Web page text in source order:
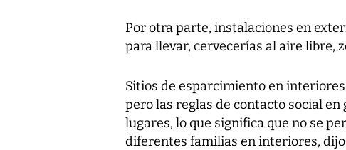
Por otra parte, instalaciones en
para llevar, cervecerías al aire libre,
Sitios de esparcimiento en
pero las reglas de contacto social
lugares, lo que significa que no se
diferentes familias en interiores, dijo